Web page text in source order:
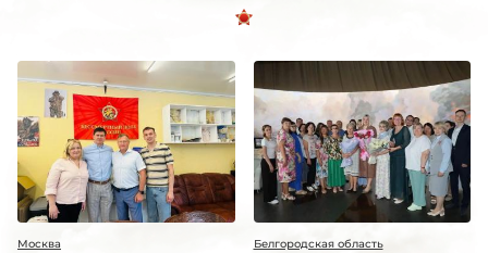
Москва Белгородская область